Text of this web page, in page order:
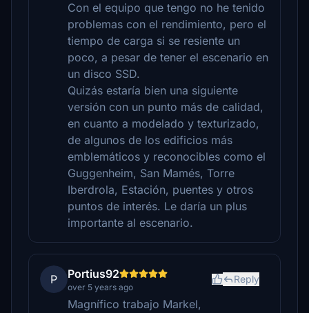
Con el equipo que tengo no he tenido
problemas con el rendimiento, pero el
tiempo de carga si se resiente un
poco, a pesar de tener el escenario en
un disco SSD.
Quizás estaría bien una siguiente
versión con un punto más de calidad,
en cuanto a modelado y texturizado,
de algunos de los edificios más
emblemáticos y reconocibles como el
Guggenheim, San Mamés, Torre
Iberdrola, Estación, puentes y otros
puntos de interés. Le daría un plus
importante al escenario.
P Portius92
over 5 years ago
Reply
Magnífico trabajo Markel,